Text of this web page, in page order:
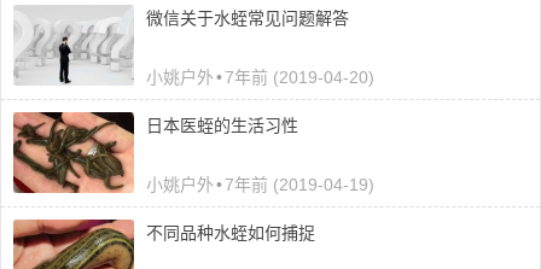
微信关于水蛭常见问题解答
小姚户外•7年前 (2019-04-20)
日本医蛭的生活习性
小姚户外•7年前 (2019-04-19)
不同品种水蛭如何捕捉